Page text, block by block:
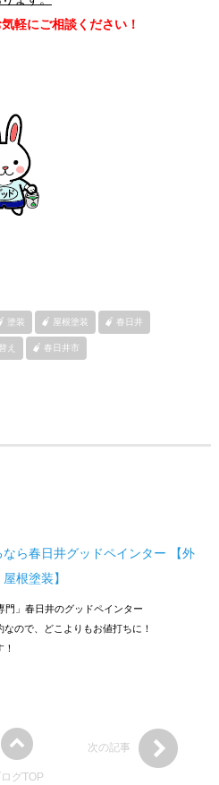
軽にご相談ください！
塗装 屋根塗装 春日井
え 春日井市
なら春日井グッドペインター 【外
根塗装】
門」春日井のグッドペインター
ので、どこよりもお値打ちに！
ログTOP
次の記事